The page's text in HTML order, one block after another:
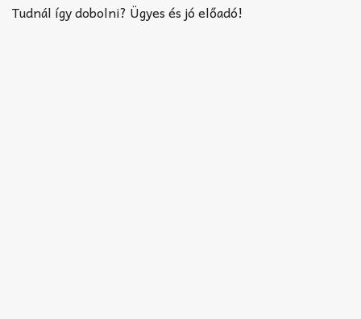
Tudnál így dobolni? Ügyes és jó előadó!